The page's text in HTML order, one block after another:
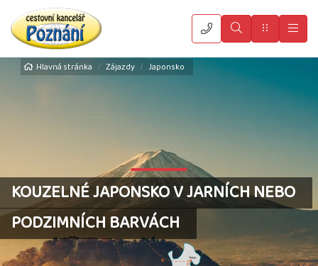
VyhledatMenu
Hlavná stránka Zájazdy Japonsko
KOUZELNÉ JAPONSKO V JARNÍCH NEBO
PODZIMNÍCH BARVÁCH